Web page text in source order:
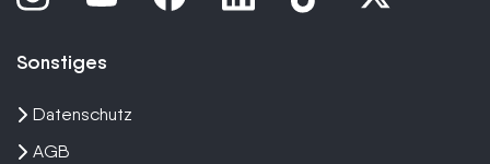
Sonstiges
Datenschutz
AGB